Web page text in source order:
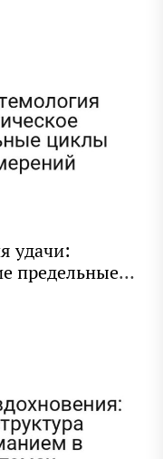
удачи:
предельные